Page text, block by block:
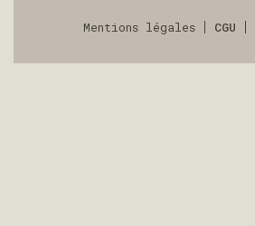
Mentions légales CGU